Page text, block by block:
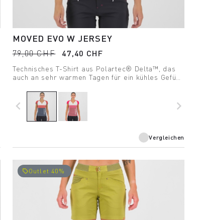
MOVED EVO W JERSEY
79,00 CHF 47,40 CHF
Technisches T-Shirt aus Polartec® Delta™, das
auch an sehr warmen Tagen für ein kühles Gefühl
navigate_before navigate_next
Vergleichen
local_offerOutlet 40%